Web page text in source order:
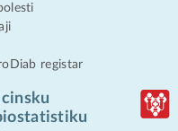
registar